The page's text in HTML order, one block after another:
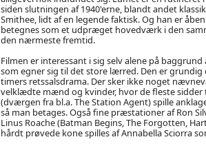
siden slutningen af 1940'erne, blandt andet
Smithee, lidt af en legende faktisk. Og han er
betegnes som et udpræget hovedværk i den
den nærmeste fremtid.
Filmen er interessant i sig selv alene på
som egner sig til det store lærred. Den er
timers retssalsdrama. Der sker ikke noget
velklædte mænd og kvinder, hvor de fleste sidder
(dværgen fra bl.a. The Station Agent) spille
så man betages. Også fine præstationer af Ron
Linus Roache (Batman Begins, The Forgotten,
hårdt prøvede kone spilles af Annabella Sciorra